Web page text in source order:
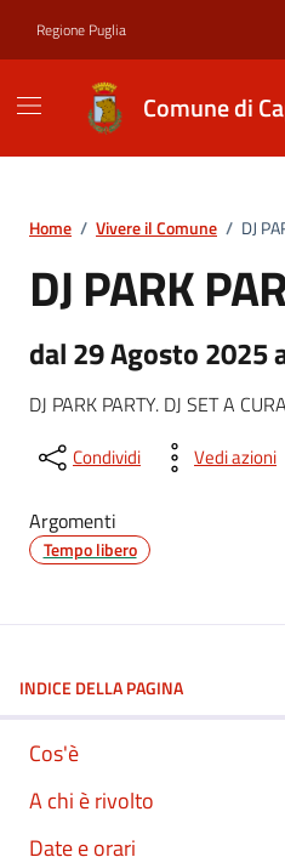
Regione Puglia
Comune di
Home / Vivere il Comune / DJ
DJ PARK
dal 29 Agosto 2025
DJ PARK PARTY. DJ SET A
Condividi Vedi azioni
Argomenti
Tempo libero
INDICE DELLA PAGINA
Cos'è
A chi è rivolto
Date e orari